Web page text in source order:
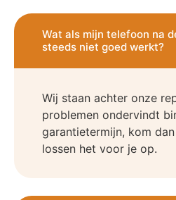
Wat als mijn telefoon na
steeds niet goed werkt?
Wij staan achter onze
problemen ondervindt
garantietermijn, kom
lossen het voor je op.